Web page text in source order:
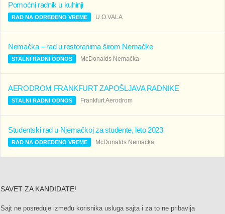
Pomoćni radnik u kuhinji
RAD NA ODREĐENO VREME U.O.VALA
Nemačka – rad u restoranima širom Nemačke
STALNI RADNI ODNOS McDonalds Nemačka
AERODROM FRANKFURT ZAPOŠLJAVA RADNIKE
STALNI RADNI ODNOS Frankfurt Aerodrom
Studentski rad u Njemačkoj za studente, leto 2023
RAD NA ODREĐENO VREME McDonalds Nemacka
SAVET ZA KANDIDATE!
Sajt ne posreduje između korisnika usluga sajta i za to ne pribavlja